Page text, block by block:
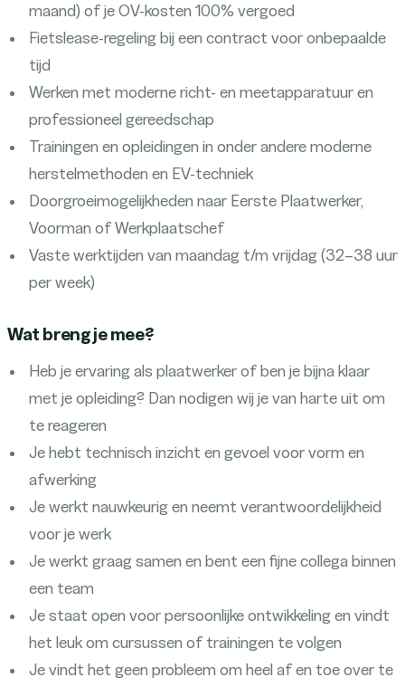
maand) of je OV-kosten 100% vergoed
Fietslease-regeling bij een contract voor onbepaalde
tijd
Werken met moderne richt- en meetapparatuur en
professioneel gereedschap
Trainingen en opleidingen in onder andere moderne
herstelmethoden en EV-techniek
Doorgroeimogelijkheden naar Eerste Plaatwerker,
Voorman of Werkplaatschef
Vaste werktijden van maandag t/m vrijdag (32–38 uur
per week)
Wat breng je mee?
Heb je ervaring als plaatwerker of ben je bijna klaar
met je opleiding? Dan nodigen wij je van harte uit om
te reageren
Je hebt technisch inzicht en gevoel voor vorm en
afwerking
Je werkt nauwkeurig en neemt verantwoordelijkheid
voor je werk
Je werkt graag samen en bent een fijne collega binnen
een team
Je staat open voor persoonlijke ontwikkeling en vindt
het leuk om cursussen of trainingen te volgen
Je vindt het geen probleem om heel af en toe over te